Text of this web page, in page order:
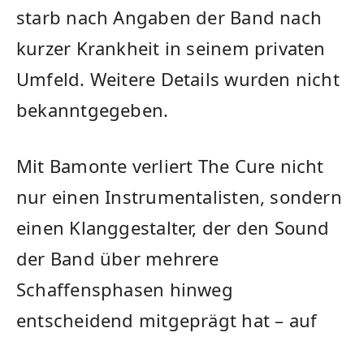
starb nach Angaben der Band nach
kurzer Krankheit in seinem privaten
Umfeld. Weitere Details wurden nicht
bekanntgegeben.
Mit Bamonte verliert The Cure nicht
nur einen Instrumentalisten, sondern
einen Klanggestalter, der den Sound
der Band über mehrere
Schaffensphasen hinweg
entscheidend mitgeprägt hat – auf